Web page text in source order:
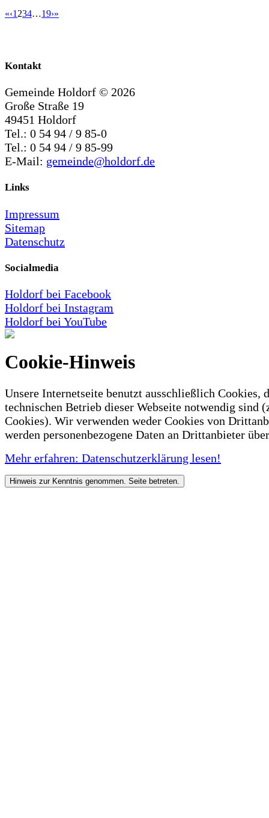
«‹1 234…19›»
Kontakt
Gemeinde Holdorf © 2026
Große Straße 19
49451 Holdorf
Tel.: 0 54 94 / 9 85-0
Tel.: 0 54 94 / 9 85-99
E-Mail: gemeinde@holdorf.de
Links
Impressum
Sitemap
Datenschutz
Socialmedia
Holdorf bei Facebook
Holdorf bei Instagram
Holdorf bei YouTube
Cookie-Hinweis
Unsere Internetseite benutzt ausschließlich Cookies,
technischen Betrieb dieser Webseite notwendig sind
Cookies). Wir verwenden weder Cookies von
werden personenbezogene Daten an Drittanbieter
Mehr erfahren: Datenschutzerklärung lesen!
Hinweis zur Kenntnis genommen. Seite betreten.